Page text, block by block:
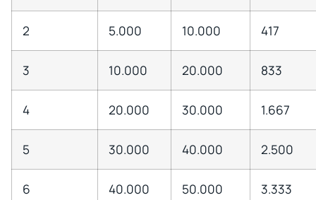
2 5.000 10.000 417
3 10.000 20.000 833
4 20.000 30.000 1.667
5 30.000 40.000 2.500
6 40.000 50.000 3.333